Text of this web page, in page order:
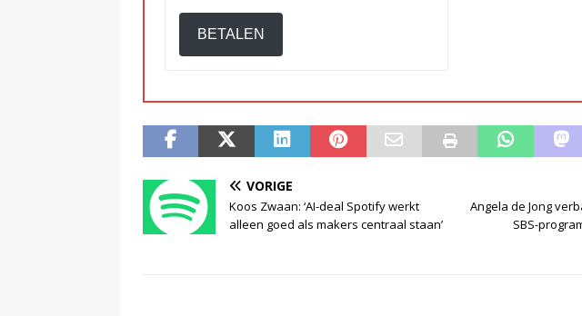
BETALEN
VORIGE
Koos Zwaan: ‘AI-deal Spotify werkt
alleen goed als makers centraal staan’
Angela de Jong
SBS-